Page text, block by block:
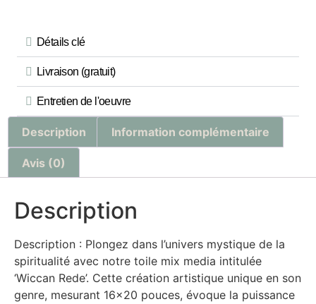
Détails clé
Livraison (gratuit)
Entretien de l'oeuvre
Description Information complémentaire
Avis (0)
Description
Description : Plongez dans l’univers mystique de la
spiritualité avec notre toile mix media intitulée
‘Wiccan Rede’. Cette création artistique unique en son
genre, mesurant 16×20 pouces, évoque la puissance